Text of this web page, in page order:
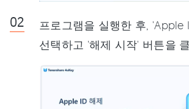
프로그램을 실행한 후, 'Apple
선택하고 '해제 시작' 버튼을